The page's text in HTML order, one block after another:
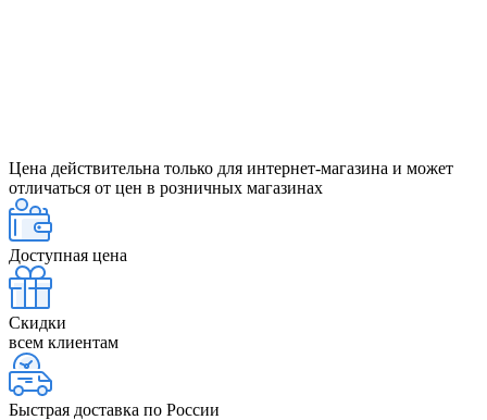
Цена действительна только для интернет-магазина и может
отличаться от цен в розничных магазинах
Доступная цена
Скидки
всем клиентам
Быстрая доставка по России